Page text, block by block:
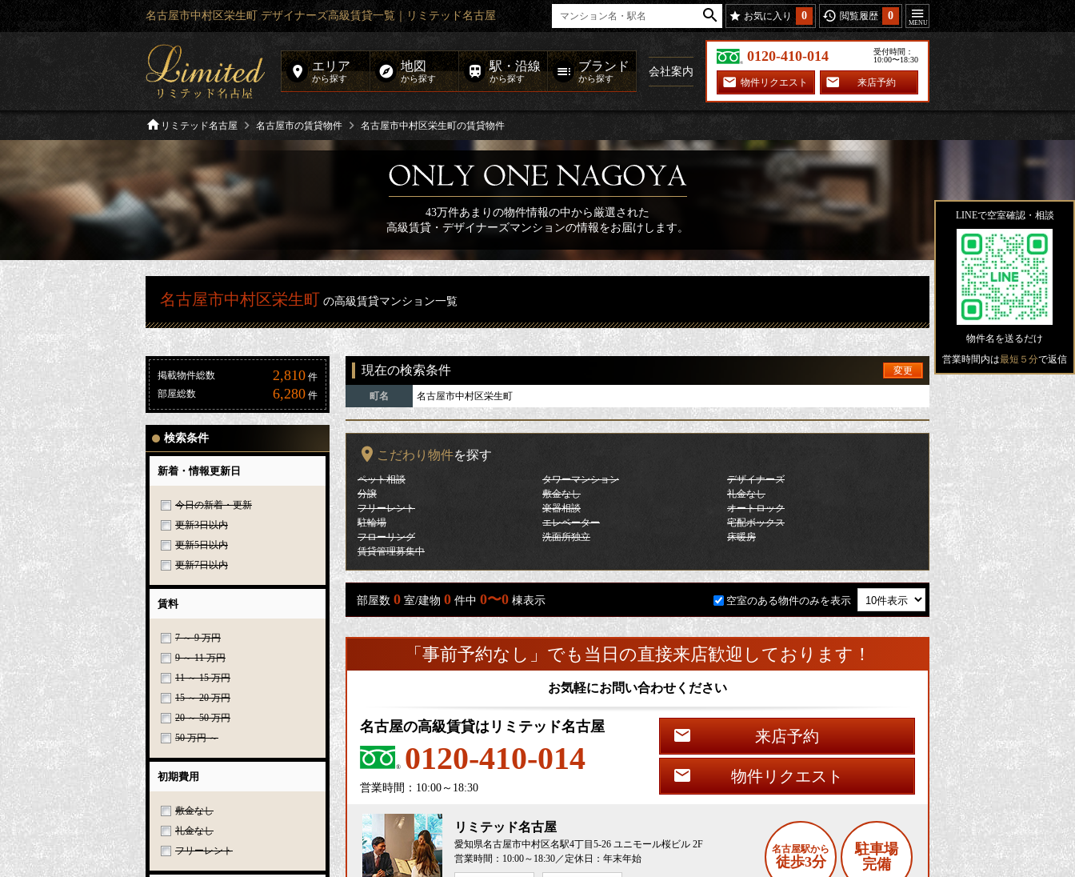
名古屋市中村区栄生町 デザイナーズ高級賃貸一覧｜リミテッド名古屋 お気に入り 0 閲覧履歴 0
エリア
から探す
地図
から探す
駅・沿線
から探す
ブランド
から探す
会社案内
0120-410-014
受付時間：
10:00〜18:30
物件リクエスト 来店予約
リミテッド名古屋 名古屋市の賃貸物件 名古屋市中村区栄生町の賃貸物件
43万件あまりの物件情報の中から厳選された
高級賃貸・デザイナーズマンションの情報をお届けします。
名古屋市中村区栄生町 の高級賃貸マンション一覧
掲載物件総数 2,810 件
部屋総数
6,280 件
検索条件
新着・情報更新日
今日の新着・更新
更新3日以内
更新5日以内
更新7日以内
賃料
7 ～ 9 万円
9 ～ 11 万円
11 ～ 15 万円
15 ～ 20 万円
20 ～ 50 万円
50 万円 ～
初期費用
敷金なし
礼金なし
フリーレント
現在の検索条件 変更
町名 名古屋市中村区栄生町
こだわり物件を探す
ペット相談 タワーマンション
デザイナーズ
分譲
敷金なし
礼金なし
フリーレント
楽器相談
オートロック
駐輪場
エレベーター
宅配ボックス
フローリング
洗面所独立
床暖房
賃貸管理募集中
部屋数 0 室/建物 0 件中 0〜0 棟表示 空室のある物件のみを表示
「事前予約なし」でも当日の直接来店歓迎しております！
お気軽にお問い合わせください
名古屋の高級賃貸はリミテッド名古屋
0120-410-014
営業時間：10:00～18:30
来店予約
物件リクエスト
リミテッド名古屋
愛知県名古屋市中村区名駅4丁目5-26 ユニモール桜ビル 2F
営業時間：10:00～18:30／定休日：年末年始
名古屋駅から
徒歩3分
駐車場
完備
LINEで空室確認・相談
物件名を送るだけ
営業時間内は最短５分で返信